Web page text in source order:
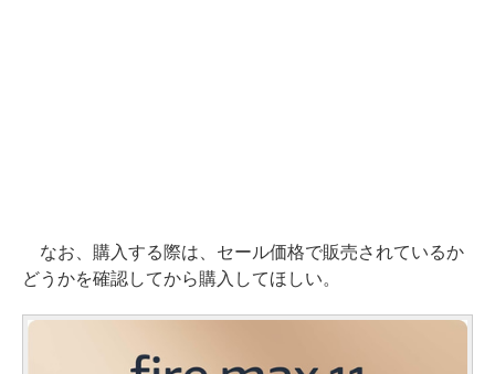
なお、購入する際は、セール価格で販売されているか
どうかを確認してから購入してほしい。